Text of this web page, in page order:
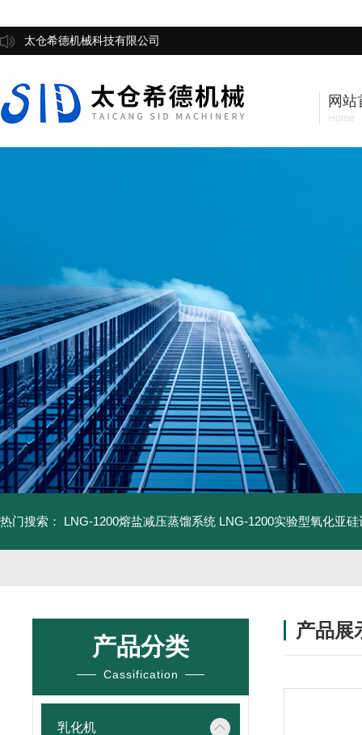
太仓希德机械科技有限公司
网站
Home
热门搜索： LNG-1200熔盐减压蒸馏系统 LNG-1200实验型氧化亚硅
产品分类
Cassification
乳化机
产品展